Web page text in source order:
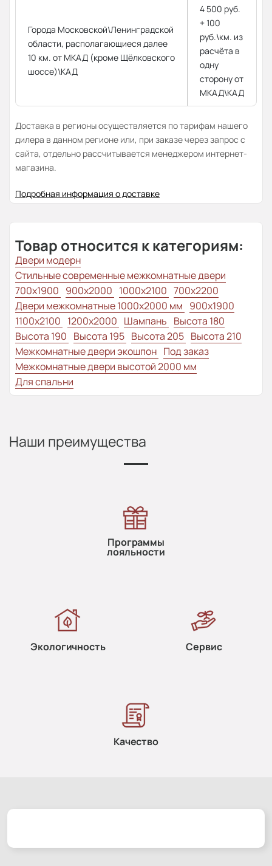
Города Московской\Ленинградской
области, располагающиеся далее
10 км. от МКАД (кроме Щёлковского
шоссе)\КАД
4 500 руб.
+ 100
руб.\км. из
расчёта в
одну
сторону от
МКАД\КАД
Доставка в регионы осуществляется по тарифам нашего
дилера в данном регионе или, при заказе через запрос с
сайта, отдельно рассчитывается менеджером интернет-
магазина.
Подробная информация о доставке
Товар относится к категориям:
Двери модерн
Стильные современные межкомнатные двери
700x1900 900x2000 1000x2100 700x2200
Двери межкомнатные 1000х2000 мм 900x1900
1100x2100 1200x2000 Шампань Высота 180
Высота 190 Высота 195 Высота 205 Высота 210
Межкомнатные двери экошпон Под заказ
Межкомнатные двери высотой 2000 мм
Для спальни
Наши преимущества
Программы
лояльности
Экологичность Сервис
Качество